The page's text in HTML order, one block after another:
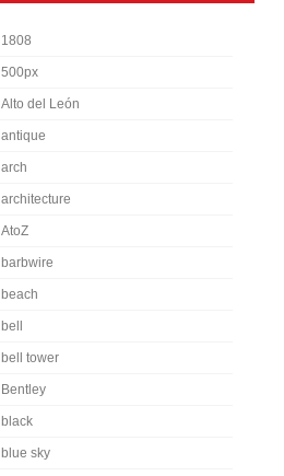
1808
500px
Alto del León
antique
arch
architecture
AtoZ
barbwire
beach
bell
bell tower
Bentley
black
blue sky